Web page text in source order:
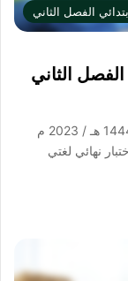
الفصل الثاني
الفصل الثاني
اختبار نهائي لغتي الخامس الابتدائي الفصل الثاني 1444 هـ / 2023 م
نهائي لغتي